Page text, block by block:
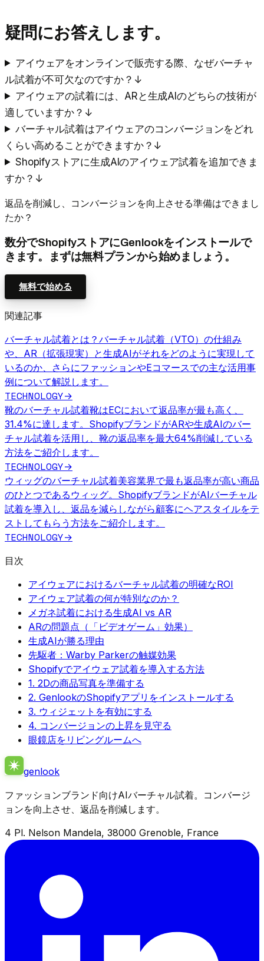
疑問にお答えします。
アイウェアをオンラインで販売する際、なぜバーチャ
ル試着が不可欠なのですか？ ↓
アイウェアの試着には、ARと生成AIのどちらの技術が
適していますか？ ↓
バーチャル試着はアイウェアのコンバージョンをどれ
くらい高めることができますか？ ↓
Shopifyストアに生成AIのアイウェア試着を追加できま
すか？ ↓
返品を削減し、コンバージョンを向上させる準備はできまし
たか？
数分でShopifyストアにGenlookをインストールで
きます。まずは無料プランから始めましょう。
無料で始める
関連記事
バーチャル試着とは？ バーチャル試着（VTO）の仕組み
や、AR（拡張現実）と生成AIがそれをどのように実現して
いるのか、さらにファッションやEコマースでの主な活用事
例について解説します。
TECHNOLOGY→
靴のバーチャル試着靴はECにおいて返品率が最も高く、
31.4%に達します。ShopifyブランドがARや生成AIのバー
チャル試着を活用し、靴の返品率を最大64%削減している
方法をご紹介します。
TECHNOLOGY→
ウィッグのバーチャル試着美容業界で最も返品率が高い商品
のひとつであるウィッグ。ShopifyブランドがAIバーチャル
試着を導入し、返品を減らしながら顧客にヘアスタイルをテ
ストしてもらう方法をご紹介します。
TECHNOLOGY→
目次
アイウェアにおけるバーチャル試着の明確なROI
アイウェア試着の何が特別なのか？
メガネ試着における生成AI vs AR
ARの問題点（「ビデオゲーム」効果）
生成AIが勝る理由
先駆者：Warby Parkerの触媒効果
Shopifyでアイウェア試着を導入する方法
1. 2Dの商品写真を準備する
2. GenlookのShopifyアプリをインストールする
3. ウィジェットを有効にする
4. コンバージョンの上昇を見守る
眼鏡店をリビングルームへ
genlook
ファッションブランド向けAIバーチャル試着。コンバージ
ョンを向上させ、返品を削減します。
4 Pl. Nelson Mandela, 38000 Grenoble, France